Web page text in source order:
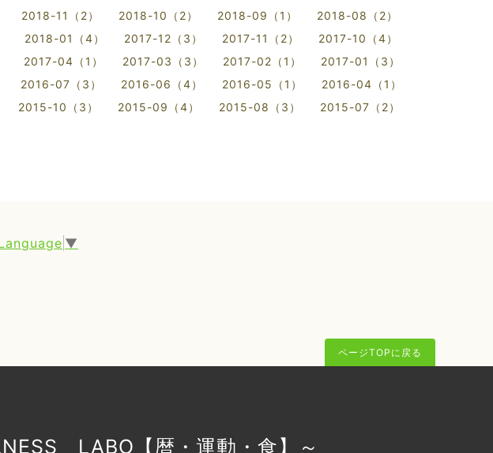
2018-11（2） 2018-10（2） 2018-09（1）
2018-08（2）
2018-01（4） 2017-12（3） 2017-11（2）
2017-10（4）
2017-04（1） 2017-03（3） 2017-02（1）
2017-01（3）
2016-07（3） 2016-06（4） 2016-05（1）
2016-04（1）
2015-10（3） 2015-09（4） 2015-08（3）
2015-07（2）
▼
ページTOPに戻る
LABO【暦・運動・食】～